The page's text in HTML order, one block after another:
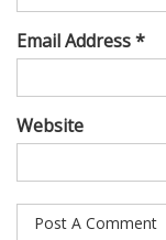
Email Address *
Website